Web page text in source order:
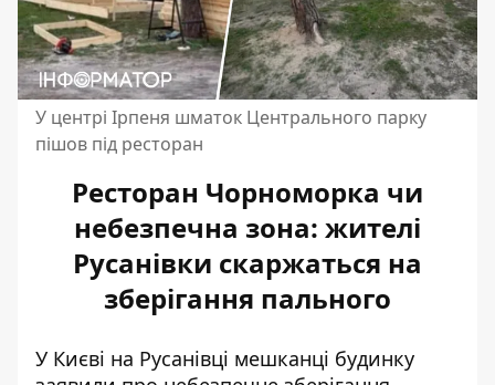
У центрі Ірпеня шматок Центрального парку
пішов під ресторан
Ресторан Чорноморка чи
небезпечна зона: жителі
Русанівки скаржаться на
зберігання пального
У Києві на Русанівці мешканці будинку